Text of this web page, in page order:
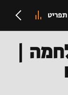
תפריט
למלחמה |